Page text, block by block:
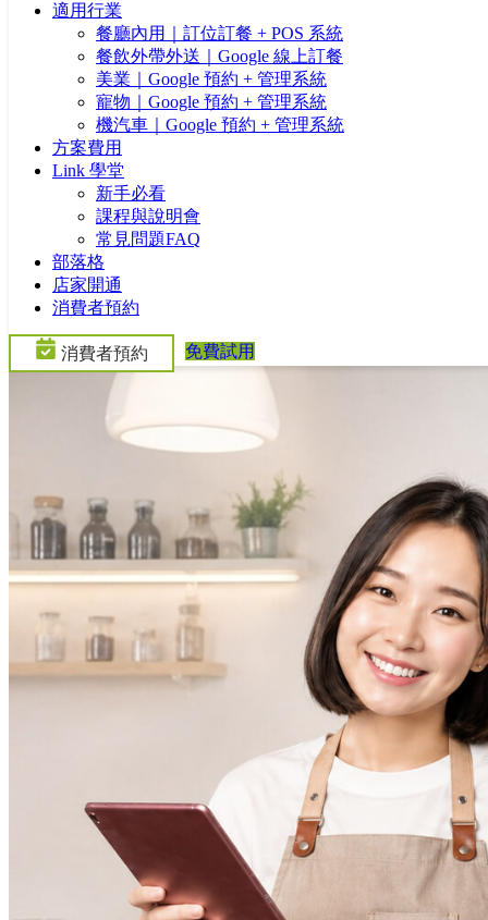
適用行業
餐廳內用｜訂位訂餐 + POS 系統
餐飲外帶外送｜Google 線上訂餐
美業｜Google 預約 + 管理系統
寵物｜Google 預約 + 管理系統
機汽車｜Google 預約 + 管理系統
方案費用
Link 學堂
新手必看
課程與說明會
常見問題FAQ
部落格
店家開通
消費者預約
消費者預約 免費試用